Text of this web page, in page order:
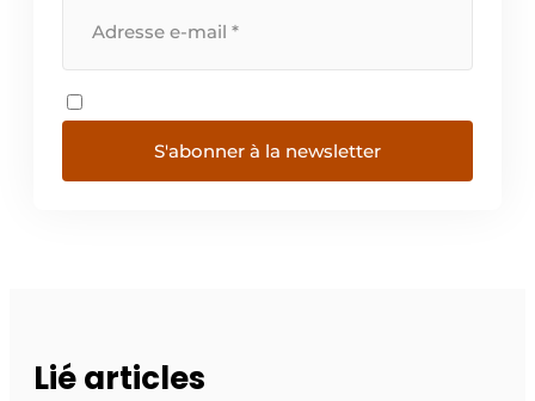
S'abonner à la newsletter
Lié articles